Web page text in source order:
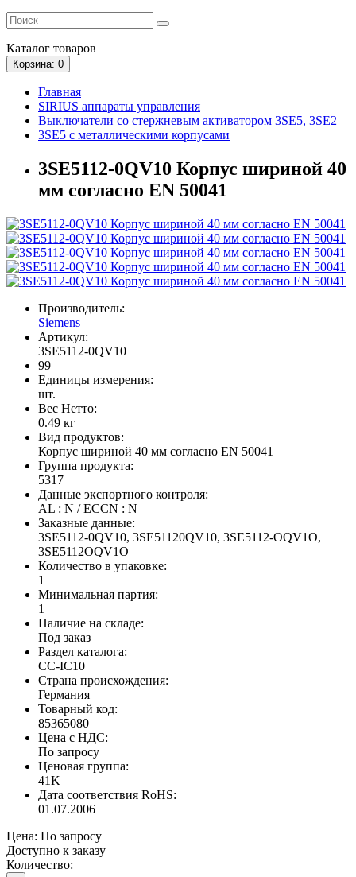
Каталог товаров
Корзина: 0
Главная
SIRIUS аппараты управления
Выключатели со стержневым активатором 3SE5, 3SE2
3SE5 с металлическими корпусами
3SE5112-0QV10 Корпус шириной 40
мм согласно EN 50041
Производитель:
Siemens
Артикул:
3SE5112-0QV10
99
Единицы измерения:
шт.
Вес Нетто:
0.49 кг
Вид продуктов:
Корпус шириной 40 мм согласно EN 50041
Группа продукта:
5317
Данные экспортного контроля:
AL : N / ECCN : N
Заказные данные:
3SE5112-0QV10, 3SE51120QV10, 3SE5112-OQV1O,
3SE5112OQV1O
Количество в упаковке:
1
Минимальная партия:
1
Наличие на складе:
Под заказ
Раздел каталога:
CC-IC10
Страна происхождения:
Германия
Товарный код:
85365080
Цена с НДС:
По запросу
Ценовая группа:
41K
Дата соответствия RoHS:
01.07.2006
Цена: По запросу
Доступно к заказу
Количество: